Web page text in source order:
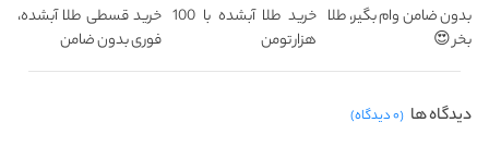
بدون ضامن وام بگیر، طلا
بخر 😍
خرید طلا آبشده با 100
هزار تومن
خرید قسطی طلا آبشده،
فوری بدون ضامن
دیدگاه ها (۰ دیدگاه)